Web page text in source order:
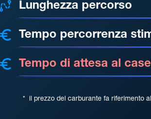
Lunghezza percorso
Tempo percorrenza
Tempo di attesa al
* il prezzo del carburante fa riferimento